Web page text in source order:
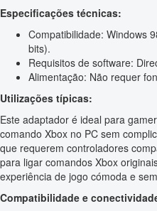
Especificações técnicas:
Compatibilidade: Windows
bits).
Requisitos de software:
Alimentação: Não requer
Utilizações típicas:
Este adaptador é ideal para
comando Xbox no PC sem
que requerem controladores
para ligar comandos Xbox
experiência de jogo cómoda e
Compatibilidade e